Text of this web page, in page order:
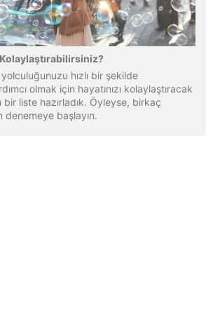
Kolaylaştırabilirsiniz?
hızlı bir şekilde
olmak için hayatınızı kolaylaştıracak
liste hazırladık. Öyleyse, birkaç
denemeye başlayın.